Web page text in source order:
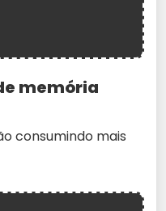
memória
consumindo mais